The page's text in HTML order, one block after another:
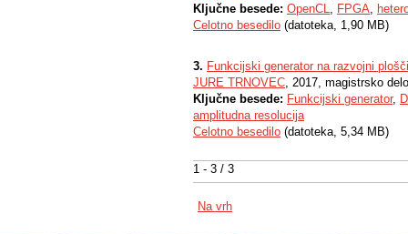
1 - 3 / 3
Ključne besede: OpenCL, FPGA,
Celotno besedilo (datoteka, 1,90 MB)
3. Funkcijski generator na razvojni
JURE TRNOVEC, 2017, magistrsko
Ključne besede: Funkcijski generator,
amplitudna resolucija
Celotno besedilo (datoteka, 5,34 MB)
Na vrh